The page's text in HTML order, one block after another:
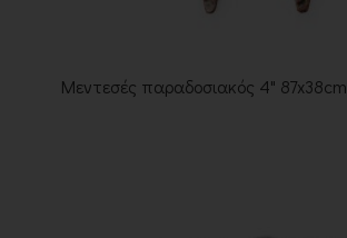
Μεντεσές παραδοσιακός 4" 87x38cm